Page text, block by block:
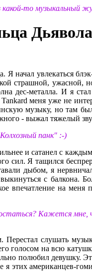
то музыкальный
начал увлекаться
страшной, ужасной,
дес-металла. И я
меня уже не
музыку, но там
- выжал тяжелый
панк" :-)
и сатанел с
сил. Я тащился
дыбом, я
с
впечатление на
Кажется
слушать
голосом на всю
полюбил девушку.
этих американцев-